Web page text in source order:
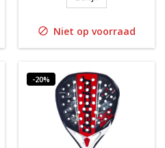
 Niet op voorraad
-20%